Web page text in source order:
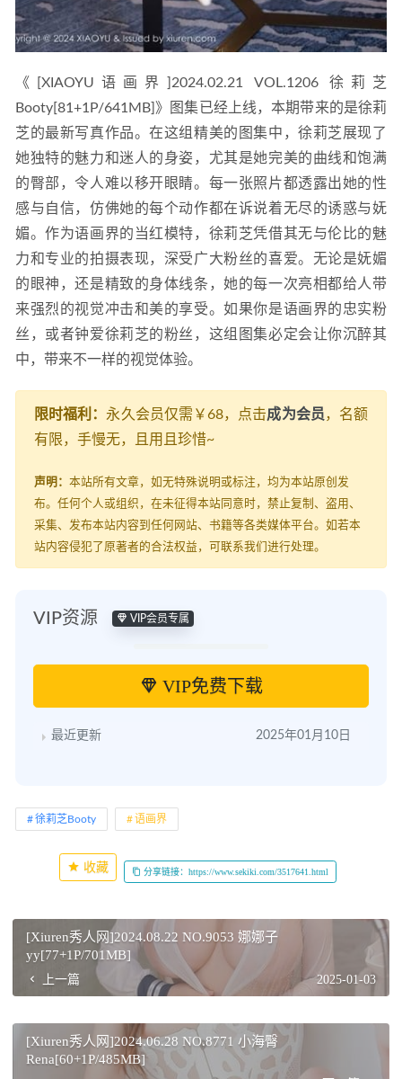
《[XIAOYU语画界]2024.02.21 VOL.1206 徐莉芝
Booty[81+1P/641MB]》图集已经上线，本期带来的是徐莉
芝的最新写真作品。在这组精美的图集中，徐莉芝展现了
她独特的魅力和迷人的身姿，尤其是她完美的曲线和饱满
的臀部，令人难以移开眼睛。每一张照片都透露出她的性
感与自信，仿佛她的每个动作都在诉说着无尽的诱惑与妩
媚。作为语画界的当红模特，徐莉芝凭借其无与伦比的魅
力和专业的拍摄表现，深受广大粉丝的喜爱。无论是妩媚
的眼神，还是精致的身体线条，她的每一次亮相都给人带
来强烈的视觉冲击和美的享受。如果你是语画界的忠实粉
丝，或者钟爱徐莉芝的粉丝，这组图集必定会让你沉醉其
中，带来不一样的视觉体验。
限时福利： 永久会员仅需￥68，点击成为会员，名额
有限，手慢无，且用且珍惜~
声明： 本站所有文章，如无特殊说明或标注，均为本站原创发
布。任何个人或组织，在未征得本站同意时，禁止复制、盗用、
采集、发布本站内容到任何网站、书籍等各类媒体平台。如若本
站内容侵犯了原著者的合法权益，可联系我们进行处理。
VIP资源 VIP会员专属
VIP免费下载
最近更新 2025年01月10日
徐莉芝Booty 语画界
收藏 分享链接：https://www.sekiki.com/3517641.html
[Xiuren秀人网]2024.08.22 NO.9053 娜娜子
yy[77+1P/701MB]
上一篇 2025-01-03
[Xiuren秀人网]2024.06.28 NO.8771 小海臀
Rena[60+1P/485MB]